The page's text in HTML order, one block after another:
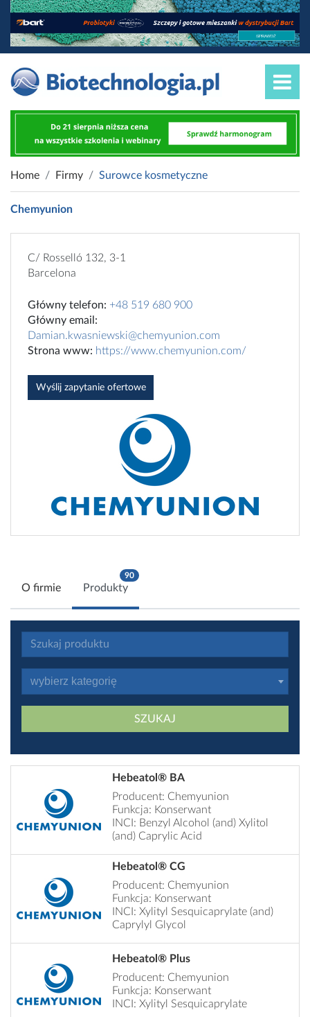
Home Firmy Surowce kosmetyczne
Chemyunion
C/ Rosselló 132, 3-1
Barcelona
Główny telefon: +48 519 680 900
Główny email:
Damian.kwasniewski@chemyunion.com
Strona www: https://www.chemyunion.com/
Wyślij zapytanie ofertowe
O firmie
90
Produkty
wybierz kategorię
SZUKAJ
Hebeatol® BA
Producent: Chemyunion
Funkcja: Konserwant
INCI: Benzyl Alcohol (and) Xylitol
(and) Caprylic Acid
Hebeatol® CG
Producent: Chemyunion
Funkcja: Konserwant
INCI: Xylityl Sesquicaprylate (and)
Caprylyl Glycol
Hebeatol® Plus
Producent: Chemyunion
Funkcja: Konserwant
INCI: Xylityl Sesquicaprylate